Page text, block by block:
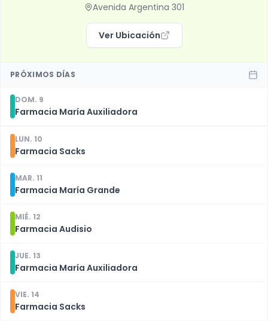
Avenida Argentina 301
Ver Ubicación
PRÓXIMOS DÍAS
DOM. 9
Farmacia María Auxiliadora
LUN. 10
Farmacia Sacks
MAR. 11
Farmacia María Grande
MIÉ. 12
Farmacia Audisio
JUE. 13
Farmacia María Auxiliadora
VIE. 14
Farmacia Sacks